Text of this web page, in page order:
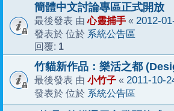
簡體中文討論專區正式開放
最後發表 由心靈捕手 « 2012-
發表於 位於 系統公告區
回覆: 1
竹貓新作品：樂活之都
最後發表 由 小竹子 « 2011-10-
發表於 位於 系統公告區